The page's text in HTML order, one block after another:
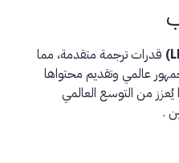
قدرات ترجمة متقدمة، مما
عالمي وتقديم محتواها
من التوسع العالمي
.